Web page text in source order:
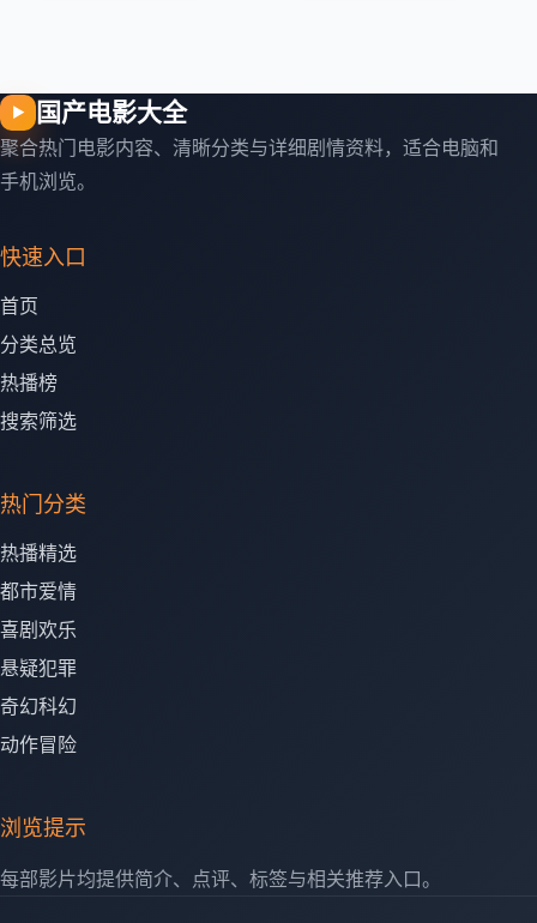
▶ 国产电影大全
聚合热门电影内容、清晰分类与详细剧情资料，适合电脑和
手机浏览。
快速入口
首页
分类总览
热播榜
搜索筛选
热门分类
热播精选
都市爱情
喜剧欢乐
悬疑犯罪
奇幻科幻
动作冒险
浏览提示
每部影片均提供简介、点评、标签与相关推荐入口。